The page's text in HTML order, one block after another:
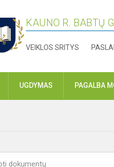
KAUNO R. BABTŲ
VEIKLOS SRITYS
UGDYMAS PAGALBA